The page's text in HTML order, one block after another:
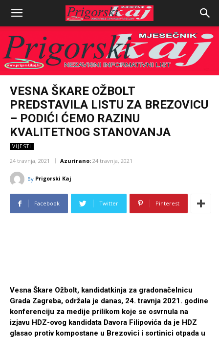
VESNA ŠKARE OŽBOLT
PREDSTAVILA LISTU ZA BREZOVICU
– PODIĆI ĆEMO RAZINU
KVALITETNOG STANOVANJA
VIJESTI
24 travnja, 2021 Azurirano: 24 travnja, 2021
By Prigorski Kaj
Facebook Twitter Pinterest
Vesna Škare Ožbolt, kandidatkinja za gradonačelnicu
Grada Zagreba, održala je danas, 24. travnja 2021. godine
konferenciju za medije prilikom koje se osvrnula na
izjavu HDZ-ovog kandidata Davora Filipovića da je HDZ
glasao protiv kompostane u Brezovici i sortinici otpada u